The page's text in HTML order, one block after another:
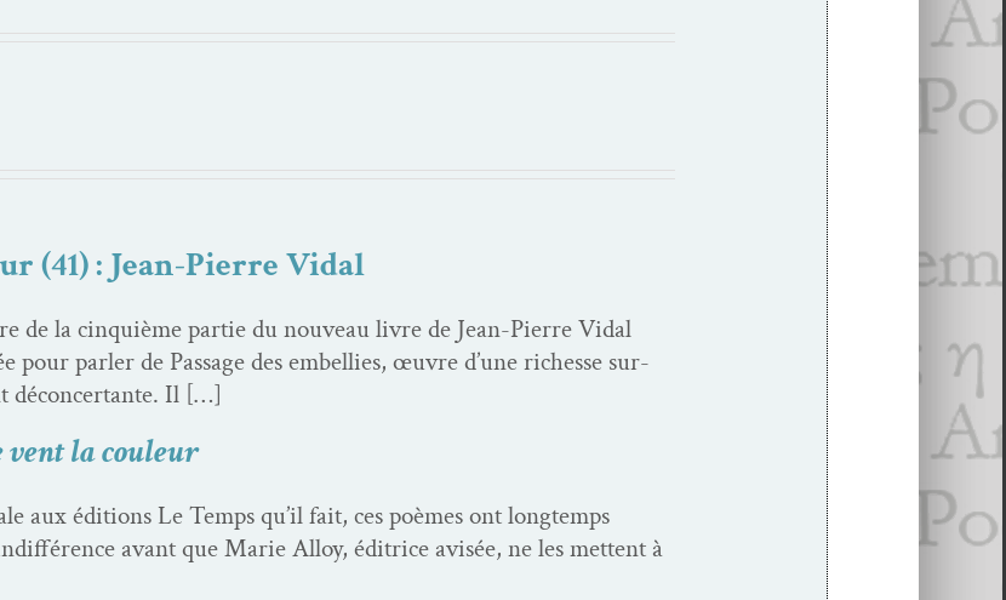
(41) : Jean-Pierre Vidal
de la cinquième par­tie du nou­veau livre de Jean-Pierre Vidal
pour par­ler de Pas­sage des embel­lies, œuvre d’une richesse sur­
décon­cer­tante. Il […]
vent la couleur
aux édi­tions Le Temps qu’il fait, ces poèmes ont longtemps
avant que Marie Alloy, éditrice avisée, ne les met­tent à